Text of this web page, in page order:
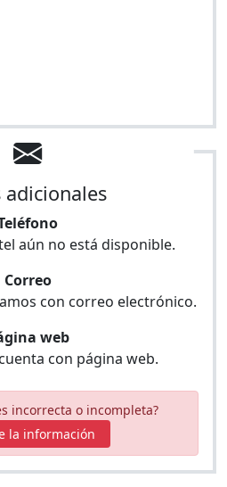
adicionales
aún no está disponible.
Correo
con correo electrónico.
web
con página web.
incorrecta o incompleta?
la información